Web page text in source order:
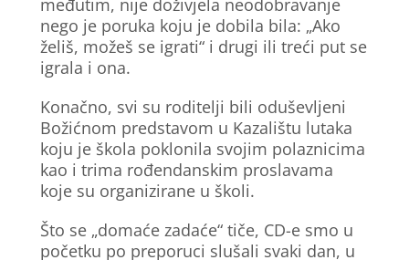
međutim, nije doživjela neodobravanje
nego je poruka koju je dobila bila: „Ako
želiš, možeš se igrati“ i drugi ili treći put se
igrala i ona.
Konačno, svi su roditelji bili oduševljeni
Božićnom predstavom u Kazalištu lutaka
koju je škola poklonila svojim polaznicima
kao i trima rođendanskim proslavama
koje su organizirane u školi.
Što se „domaće zadaće“ tiče, CD-e smo u
početku po preporuci slušali svaki dan, u